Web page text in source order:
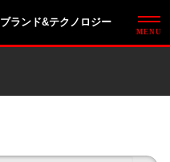
ブランド&テクノロジー